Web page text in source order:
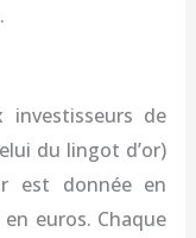
de
du lingot d’or)
est donnée en
euros. Chaque